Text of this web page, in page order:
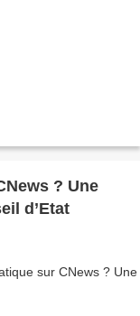
? Une
d’Etat